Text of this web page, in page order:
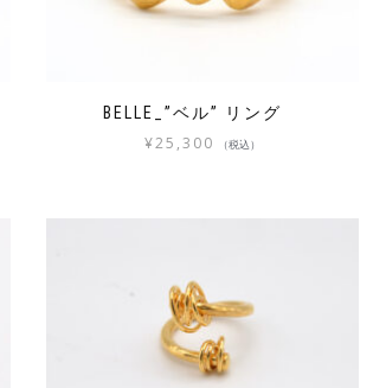
BELLE_”ベル” リング
¥25,300 （税込）